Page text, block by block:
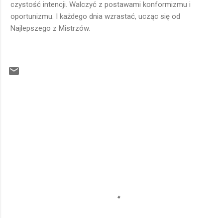
czystość intencji. Walczyć z postawami konformizmu i
oportunizmu. I każdego dnia wzrastać, ucząc się od
Najlepszego z Mistrzów.